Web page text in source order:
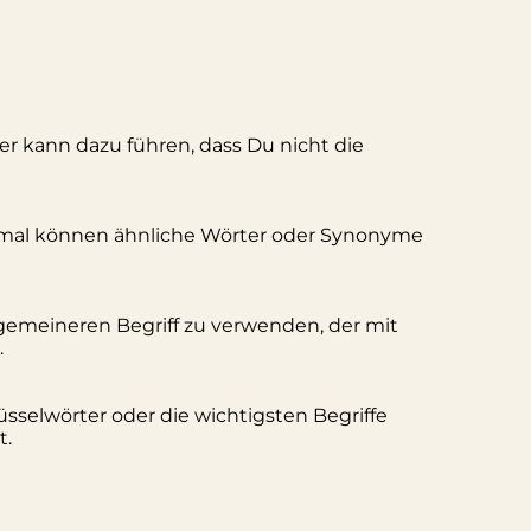
kann dazu führen, dass Du nicht die
können ähnliche Wörter oder Synonyme
Begriff zu verwenden, der mit
oder die wichtigsten Begriffe